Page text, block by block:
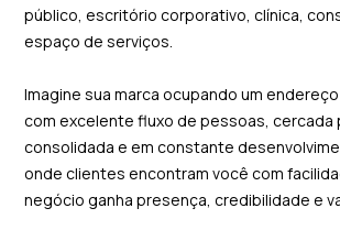
público, escritório corporativo, clínica,
espaço de serviços.
Imagine sua marca ocupando um
com excelente fluxo de pessoas, cercada
consolidada e em constante
onde clientes encontram você com
negócio ganha presença, credibilidade e